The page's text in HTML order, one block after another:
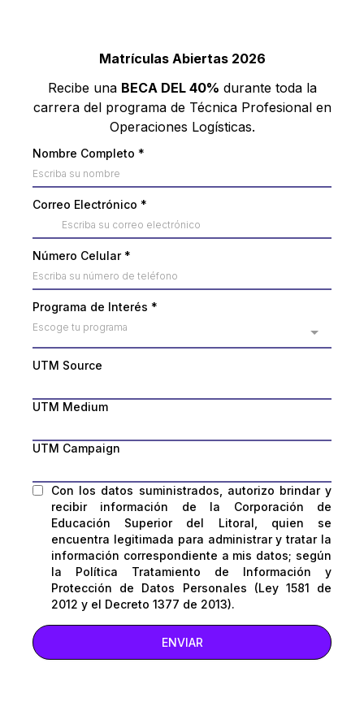
Matrículas Abiertas 2026
Recibe una BECA DEL 40% durante toda la
carrera del programa de Técnica Profesional en
Operaciones Logísticas.
Nombre Completo *
Correo Electrónico *
Número Celular *
Programa de Interés *
Escoge tu programa
UTM Source
UTM Medium
UTM Campaign
Con los datos suministrados, autorizo brindar y
recibir información de la Corporación de
Educación Superior del Litoral, quien se
encuentra legitimada para administrar y tratar la
información correspondiente a mis datos; según
la Política Tratamiento de Información y
Protección de Datos Personales (Ley 1581 de
2012 y el Decreto 1377 de 2013).
ENVIAR